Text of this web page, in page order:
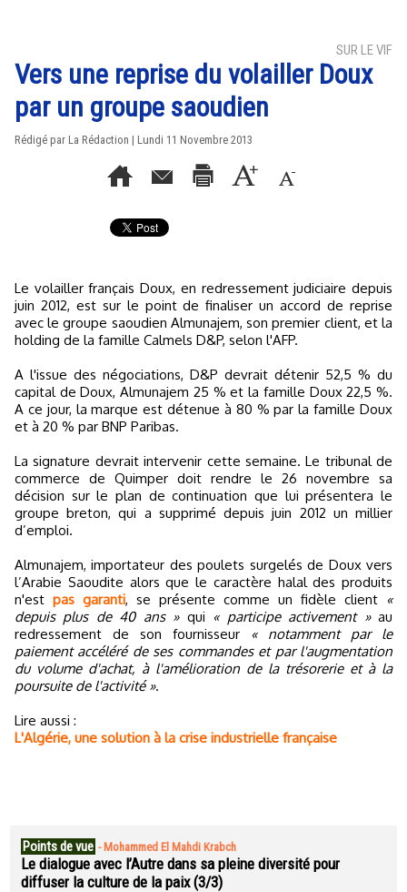
SUR LE VIF
Vers une reprise du volailler Doux
par un groupe saoudien
Rédigé par La Rédaction | Lundi 11 Novembre 2013
Le volailler français Doux, en redressement judiciaire depuis
juin 2012, est sur le point de finaliser un accord de reprise
avec le groupe saoudien Almunajem, son premier client, et la
holding de la famille Calmels D&P, selon l'AFP.
A l'issue des négociations, D&P devrait détenir 52,5 % du
capital de Doux, Almunajem 25 % et la famille Doux 22,5 %.
A ce jour, la marque est détenue à 80 % par la famille Doux
et à 20 % par BNP Paribas.
La signature devrait intervenir cette semaine. Le tribunal de
commerce de Quimper doit rendre le 26 novembre sa
décision sur le plan de continuation que lui présentera le
groupe breton, qui a supprimé depuis juin 2012 un millier
d’emploi.
Almunajem, importateur des poulets surgelés de Doux vers
l’Arabie Saoudite alors que le caractère halal des produits
n'est pas garanti, se présente comme un fidèle client «
depuis plus de 40 ans »qui « participe activement »au
redressement de son fournisseur
« notamment par le
paiement accéléré de ses commandes et par l'augmentation
du volume d'achat, à l'amélioration de la trésorerie et à la
poursuite de l'activité ».
Lire aussi :
L'Algérie, une solution à la crise industrielle française
Points de vue - Mohammed El Mahdi Krabch
Le dialogue avec l’Autre dans sa pleine diversité pour
diffuser la culture de la paix (3/3)